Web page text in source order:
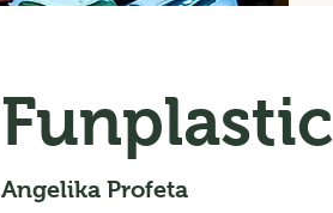
Funplastic
Angelika Profeta